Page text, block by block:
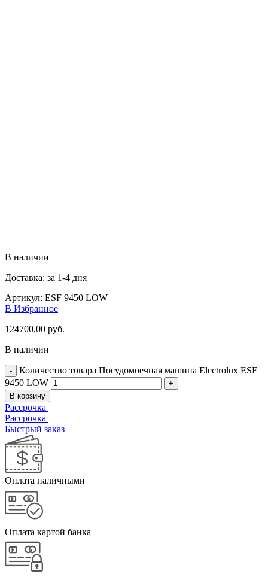
В наличии
Доставка: за 1-4 дня
Артикул: ESF 9450 LOW
В Избранное
124700,00 руб.
В наличии
Количество товара Посудомоечная машина Electrolux ESF
9450 LOW
В корзину
Рассрочка
Рассрочка
Быстрый заказ
Оплата наличными
Оплата картой банка